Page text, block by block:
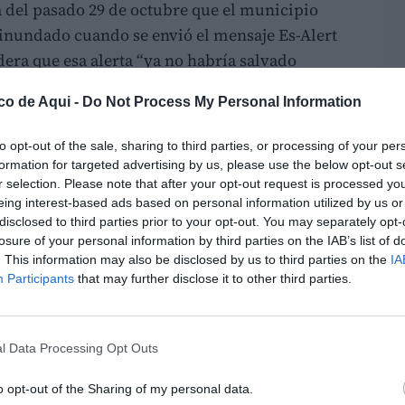
de Aqui - Do Not Process My Personal Information
opt-out of the sale, sharing to third parties, or processing of your
for targeted advertising by us, please use the below opt-out
selection. Please note that after your opt-out request is processed
interest-based ads based on personal information utilized by us
to third parties prior to your opt-out. You may separately
of your personal information by third parties on the IAB’s list of
This information may also be disclosed by us to third parties on the
Participants that may further disclose it to other third parties.
Data Processing Opt Outs
opt-out of the Sharing of my personal data.
pasado 29 de octubre que el municipio
cuando se envió el mensaje Es-Alert
que esa alerta “ya no habría salvado
a declarar en el juzgado de Catarroja,
“por instinto”ante una situación que
en cuestión de minutos.
entre las 13:30 y las 14:00 horas
Magroy desde ese momento trató de
y responsables que consideró que
consellera de Interior, Salomé Pradas; la
el presidente de la Diputación de
de Bomberos y Emergencias, y no
president de la Generalitat, Carlos